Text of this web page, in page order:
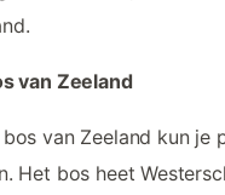
van Zeeland
van Zeeland kun je
Het bos heet